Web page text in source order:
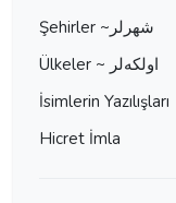
Şehirler ~شهرلر
Ülkeler ~ اولكه‌لر
İsimlerin Yazılışları
Hicret İmla